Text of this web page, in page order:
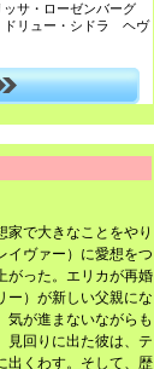
サ・ローゼンバーグ
リュー・シドラ ヘヴ
家で大きなことをやり
イヴァー）に愛想をつ
がった。エリカが再婚
ー）が新しい父親にな
気が進まないながらも
見回りに出た彼は、テ
出くわす。そして、歴